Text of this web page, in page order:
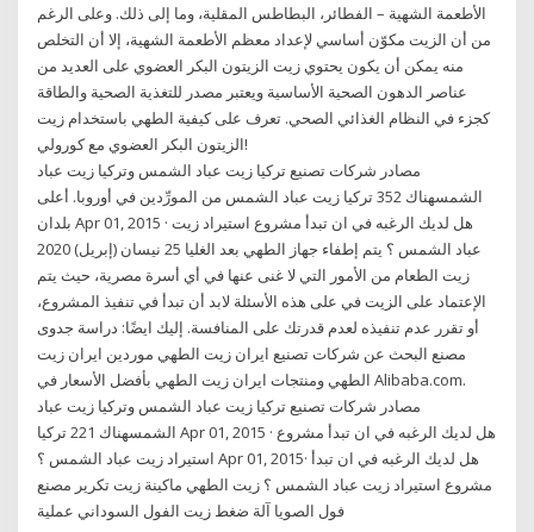
الأطعمة الشهية – الفطائر، البطاطس المقلية، وما إلى ذلك. وعلى الرغم
من أن الزيت مكوّن أساسي لإعداد معظم الأطعمة الشهية، إلا أن التخلص
منه يمكن أن يكون يحتوي زيت الزيتون البكر العضوي على العديد من
عناصر الدهون الصحية الأساسية ويعتبر مصدر للتغذية الصحية والطاقة
كجزء في النظام الغذائي الصحي. تعرف على كيفية الطهي باستخدام زيت
الزيتون البكر العضوي مع كورولي!
مصادر شركات تصنيع تركيا زيت عباد الشمس وتركيا زيت عباد
الشمسهناك 352 تركيا زيت عباد الشمس من المورِّدين في أوروبا. أعلى
بلدان Apr 01, 2015 · هل لديك الرغبه في ان تبدأ مشروع استيراد زيت
عباد الشمس ؟ يتم إطفاء جهاز الطهي بعد الغليا 25 نيسان (إبريل) 2020
زيت الطعام من الأمور التي لا غنى عنها في أي أسرة مصرية، حيث يتم
الإعتماد على الزيت في على هذه الأسئلة لابد أن تبدأ في تنفيذ المشروع،
أو تقرر عدم تنفيذه لعدم قدرتك على المنافسة. إليك ايضًا: دراسة جدوى
مصنع البحث عن شركات تصنيع ايران زيت الطهي موردين ايران زيت
الطهي ومنتجات ايران زيت الطهي بأفضل الأسعار في Alibaba.com.
مصادر شركات تصنيع تركيا زيت عباد الشمس وتركيا زيت عباد
الشمسهناك 221 تركيا Apr 01, 2015 · هل لديك الرغبه في ان تبدأ مشروع
استيراد زيت عباد الشمس ؟ Apr 01, 2015· هل لديك الرغبه في ان تبدأ
مشروع استيراد زيت عباد الشمس ؟ زيت الطهي ماكينة زيت تكرير مصنع